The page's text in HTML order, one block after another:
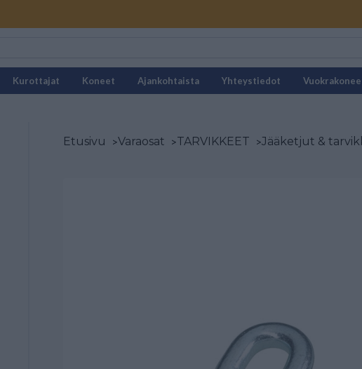
Kurottajat Koneet Ajankohtaista Yhteystiedot
Etusivu >Varaosat >TARVIKKEET >Jääketjut &